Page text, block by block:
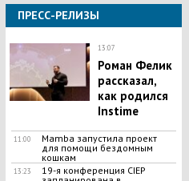
ПРЕСС-РЕЛИЗЫ
13:07
Роман Фелик
рассказал,
как родился
Instime
11:00
Mamba запустила проект
для помощи бездомным
кошкам
13:23
19-я конференция CIEP